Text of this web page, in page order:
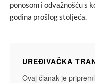
ponosom i odvažnošću s
godina prošlog stoljeća.
UREĐIVAČKA
Ovaj članak je